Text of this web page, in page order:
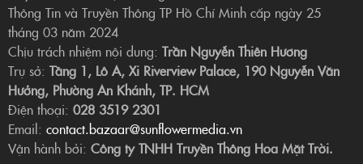
Thông Tin và Truyền Thông TP Hồ Chí Minh cấp ngày 25
tháng 03 năm 2024
Chịu trách nhiệm nội dung: Trần Nguyễn Thiên Hương
Trụ sở: Tầng 1, Lô A, Xi Riverview Palace, 190 Nguyễn Văn
Hưởng, Phường An Khánh, TP. HCM
Điện thoại: 028 3519 2301
Email: contact.bazaar@sunflowermedia.vn
Vận hành bởi: Công ty TNHH Truyền Thông Hoa Mặt Trời.